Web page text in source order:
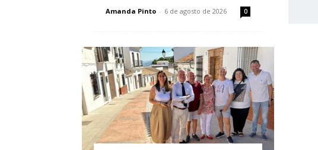
Amanda Pinto - 6 de agosto de 2026 0